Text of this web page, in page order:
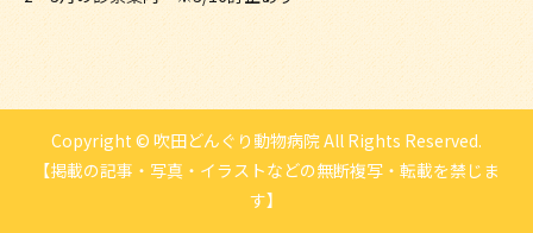
Copyright © 吹田どんぐり動物病院 All Rights Reserved.
【掲載の記事・写真・イラストなどの無断複写・転載を禁じま
す】